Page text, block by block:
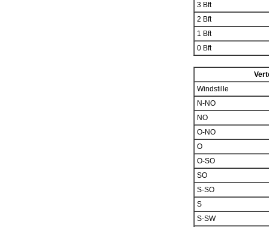
3 Bft
2 Bft
1 Bft
0 Bft
Windstille
N-NO
NO
O-NO
O
O-SO
SO
S-SO
S
S-SW